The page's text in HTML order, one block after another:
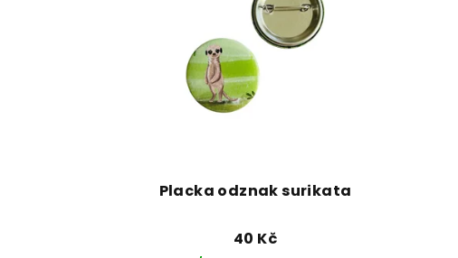
Placka odznak surikata
40 Kč